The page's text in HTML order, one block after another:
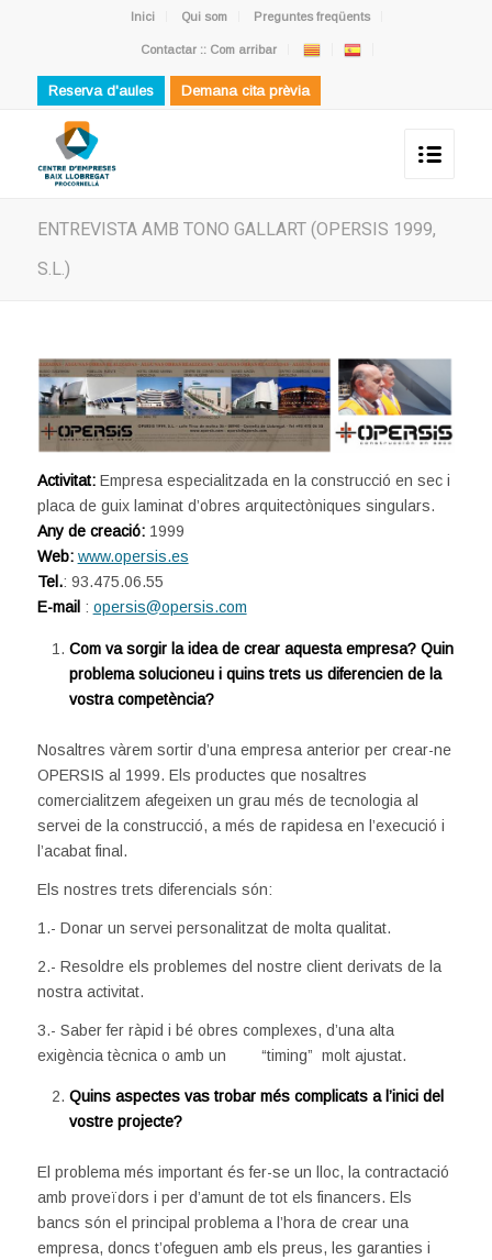
Inici Qui som Preguntes freqüents
Contactar :: Com arribar
Reserva d'aules Demana cita prèvia
ENTREVISTA AMB TONO GALLART (OPERSIS 1999,
S.L.)
Activitat: Empresa especialitzada en la construcció en sec i
placa de guix laminat d’obres arquitectòniques singulars.
Any de creació: 1999
Web: www.opersis.es
Tel.: 93.475.06.55
E-mail : opersis@opersis.com
Com va sorgir la idea de crear aquesta empresa? Quin
problema solucioneu i quins trets us diferencien de la
vostra competència?
Nosaltres vàrem sortir d’una empresa anterior per crear-ne
OPERSIS al 1999. Els productes que nosaltres
comercialitzem afegeixen un grau més de tecnologia al
servei de la construcció, a més de rapidesa en l’execució i
l’acabat final.
Els nostres trets diferencials són:
1.- Donar un servei personalitzat de molta qualitat.
2.- Resoldre els problemes del nostre client derivats de la
nostra activitat.
3.- Saber fer ràpid i bé obres complexes, d’una alta
exigència tècnica o amb un “timing” molt ajustat.
Quins aspectes vas trobar més complicats a l’inici del
vostre projecte?
El problema més important és fer-se un lloc, la contractació
amb proveïdors i per d’amunt de tot els financers. Els
bancs són el principal problema a l’hora de crear una
empresa, doncs t’ofeguen amb els preus, les garanties i